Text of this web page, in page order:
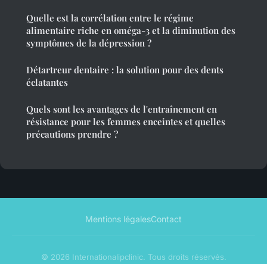
Quelle est la corrélation entre le régime
alimentaire riche en oméga-3 et la diminution des
symptômes de la dépression ?
Détartreur dentaire : la solution pour des dents
éclatantes
Quels sont les avantages de l'entraînement en
résistance pour les femmes enceintes et quelles
précautions prendre ?
Mentions légalesContact
© 2026 Internationalipclinic. Tous droits réservés.